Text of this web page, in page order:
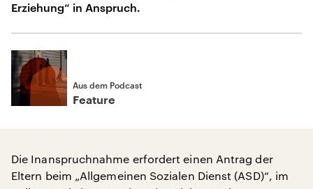
Erziehung“ in Anspruch.
Aus dem Podcast
Feature
Die Inanspruchnahme erfordert einen Antrag der
Eltern beim „Allgemeinen Sozialen Dienst (ASD)“, im